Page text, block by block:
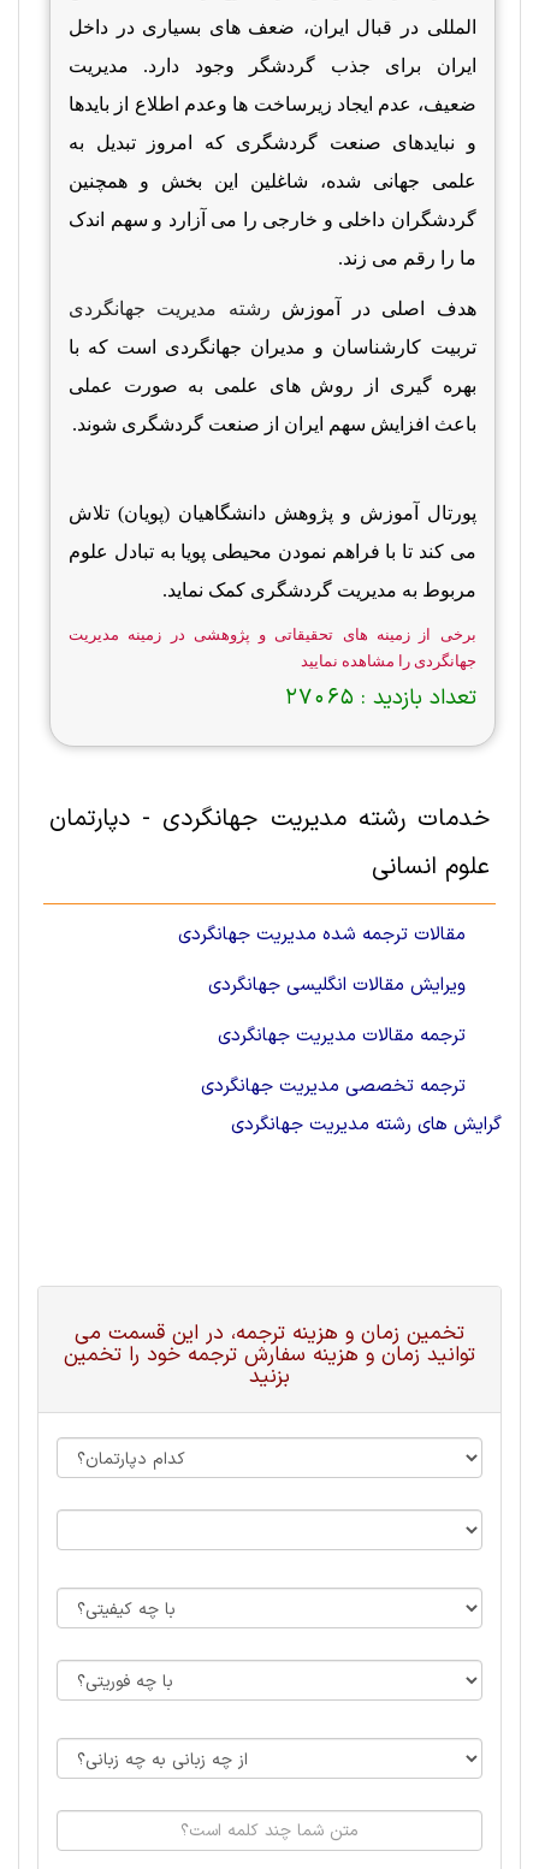
المللی در قبال ایران، ضعف های بسیاری در داخل
ایران برای جذب گردشگر وجود دارد. مدیریت
ضعیف، عدم ایجاد زیرساخت ها وعدم اطلاع از بایدها
و نبایدهای صنعت گردشگری که امروز تبدیل به
علمی جهانی شده، شاغلین این بخش و همچنین
گردشگران داخلی و خارجی را می آزارد و سهم اندک
ما را رقم می زند.
هدف اصلی در آموزش رشته مدیریت جهانگردی
تربیت کارشناسان و مدیران جهانگردی است که با
بهره گیری از روش های علمی به صورت عملی
باعث افزایش سهم ایران از صنعت گردشگری شوند.
پورتال آموزش و پژوهش دانشگاهیان (پویان) تلاش
می کند تا با فراهم نمودن محیطی پویا به تبادل علوم
مربوط به مدیریت گردشگری کمک نماید.
برخی از زمینه های تحقیقاتی و پژوهشی در زمینه مدیریت
جهانگردی را مشاهده نمایید
تعداد بازدید : 27065
خدمات رشته مدیریت جهانگردی - دپارتمان
علوم انسانی
مقالات ترجمه شده مدیریت جهانگردی
ویرایش مقالات انگلیسی جهانگردی
ترجمه مقالات مدیریت جهانگردی
ترجمه تخصصی مدیریت جهانگردی
گرایش های رشته مدیریت جهانگردی
تخمین زمان و هزینه ترجمه، در این قسمت می
توانید زمان و هزینه سفارش ترجمه خود را تخمین
بزنید